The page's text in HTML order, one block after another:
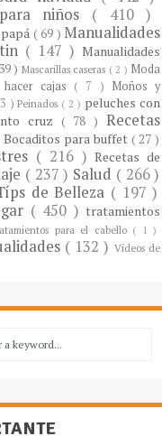
niños ( 410 )
( 69 ) Manualidades
( 147 ) Manualidades
) Mascarillas caseras ( 2 ) Moda
cajas ( 7 ) Moños y
)Peinados ( 2 ) peluches con
cruz ( 78 )Recetas
Bocaditos para buffet ( 27 )
( 216 )Recetas de
( 237 ) Salud ( 266 )
de Belleza ( 197 )
( 450 )tratamientos
para el cabello ( 1 )
( 132 ) Vídeos de